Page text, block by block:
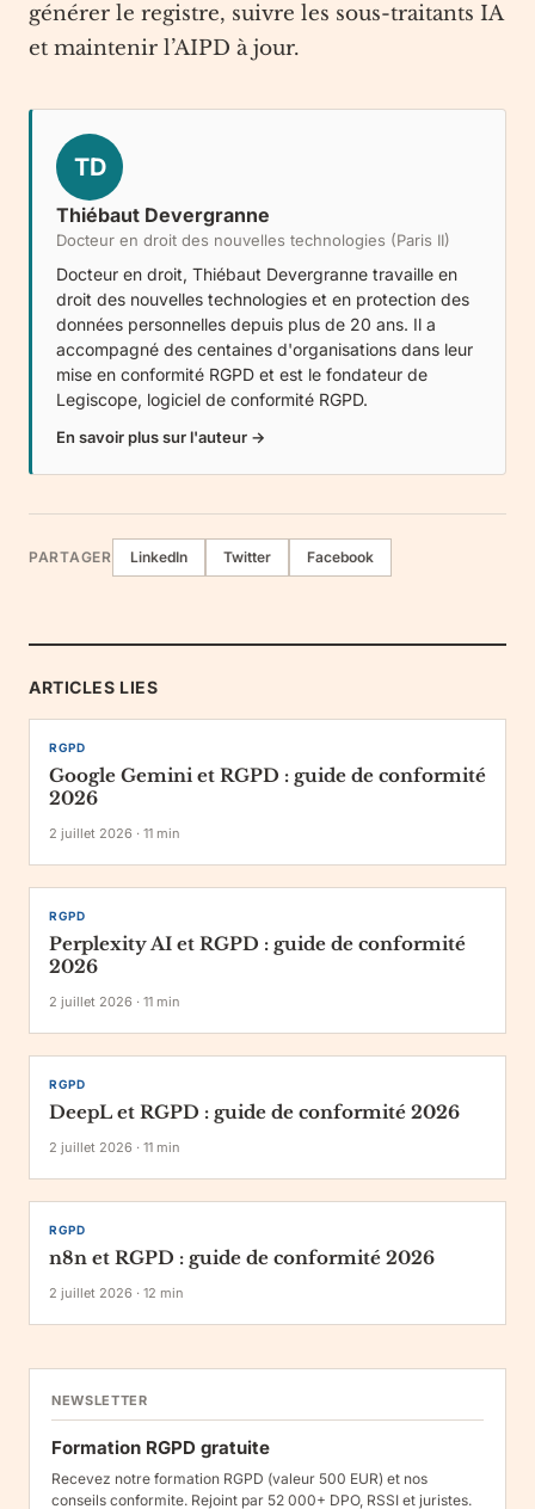
générer le registre, suivre les sous-traitants IA
et maintenir l’AIPD à jour.
TD
Thiébaut Devergranne
Docteur en droit des nouvelles technologies (Paris II)
Docteur en droit, Thiébaut Devergranne travaille en
droit des nouvelles technologies et en protection des
données personnelles depuis plus de 20 ans. Il a
accompagné des centaines d'organisations dans leur
mise en conformité RGPD et est le fondateur de
Legiscope, logiciel de conformité RGPD.
En savoir plus sur l'auteur →
PARTAGER LinkedIn Twitter Facebook
ARTICLES LIES
RGPD
Google Gemini et RGPD : guide de conformité
2026
2 juillet 2026 · 11 min
RGPD
Perplexity AI et RGPD : guide de conformité
2026
2 juillet 2026 · 11 min
RGPD
DeepL et RGPD : guide de conformité 2026
2 juillet 2026 · 11 min
RGPD
n8n et RGPD : guide de conformité 2026
2 juillet 2026 · 12 min
NEWSLETTER
Formation RGPD gratuite
Recevez notre formation RGPD (valeur 500 EUR) et nos
conseils conformite. Rejoint par 52 000+ DPO, RSSI et juristes.